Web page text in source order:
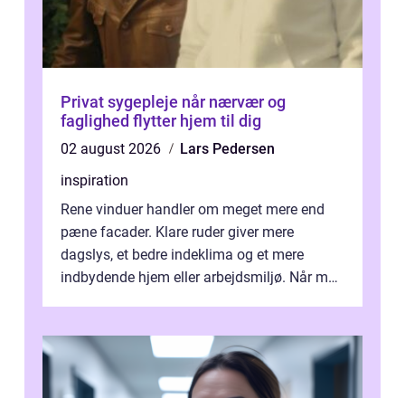
Privat sygepleje når nærvær og
faglighed flytter hjem til dig
02 august 2026
Lars Pedersen
inspiration
Rene vinduer handler om meget mere end
pæne facader. Klare ruder giver mere
dagslys, et bedre indeklima og et mere
indbydende hjem eller arbejdsmiljø. Når man